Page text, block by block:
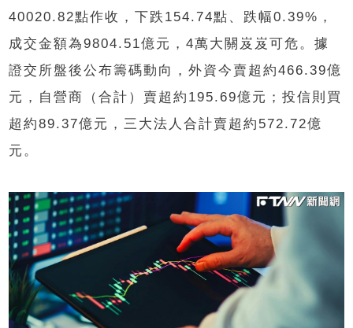
40020.82點作收，下跌154.74點、跌幅0.39%，
成交金額為9804.51億元，4萬大關岌岌可危。據
證交所盤後公布籌碼動向，外資今賣超約466.39億
元，自營商（合計）賣超約195.69億元；投信則買
超約89.37億元，三大法人合計賣超約572.72億
元。